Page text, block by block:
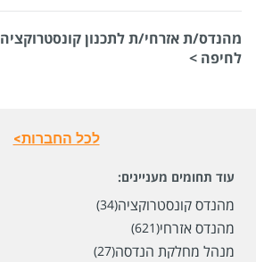
שכר
המעסיק לא סיפר לנו
מהנדס/ת אזרחי/ת לתכנון קונסטרוקציה
לחיפה >
לכל החברות>
עוד תחומים מעניינים:
מהנדס קונסטרוקציה(34)
מהנדס אזרחי(621)
מנהל מחלקת הנדסה(27)